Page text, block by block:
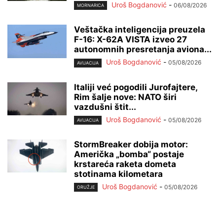
MORNARICA Uroš Bogdanović - 06/08/2026
Veštačka inteligencija preuzela
F-16: X-62A VISTA izveo 27
autonomnih presretanja aviona...
AVIJACIJA Uroš Bogdanović - 05/08/2026
Italiji već pogodili Jurofajtere,
Rim šalje nove: NATO širi
vazdušni štit...
AVIJACIJA Uroš Bogdanović - 05/08/2026
StormBreaker dobija motor:
Američka „bomba“ postaje
krstareća raketa dometa
stotinama kilometara
ORUŽJE Uroš Bogdanović - 05/08/2026